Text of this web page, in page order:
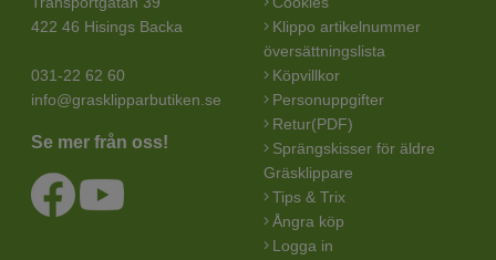
422 46 Hisings Backa
031-22 62 60
info@grasklipparbutiken.se
Se mer från oss!
Klippo artikelnummer
översättningslista
Köpvillkor
Personuppgifter
Retur(PDF)
Sprängskisser för äldre
Gräsklippare
Tips & Trix
Ångra köp
Logga in